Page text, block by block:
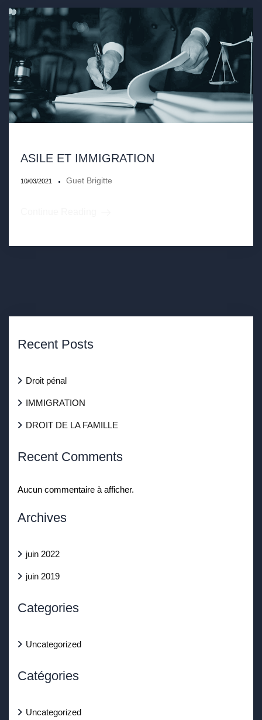
ASILE ET IMMIGRATION
10/03/2021 Guet Brigitte
Recent Posts
Droit pénal
IMMIGRATION
DROIT DE LA FAMILLE
Recent Comments
Aucun commentaire à afficher.
Archives
juin 2022
juin 2019
Categories
Uncategorized
Catégories
Uncategorized